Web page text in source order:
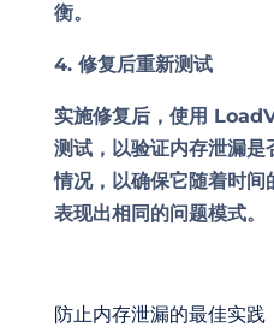
衡。
4. 修复后重新测试
实施修复后，使用
测试，以验证内存泄漏是
情况，以确保它随着时间
表现出相同的问题模式。
防止内存泄漏的最佳实践